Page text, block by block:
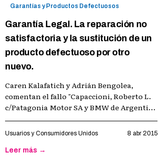
Garantías y Productos Defectuosos
Garantía Legal. La reparación no
satisfactoria y la sustitución de un
producto defectuoso por otro
nuevo.
Caren Kalafatich y Adrián Bengolea,
comentan el fallo "Capaccioni, Roberto L.
c/Patagonia Motor SA y BMW de Argentina
SA Infracción a la Ley del Consumidor" I.-
El caso El 21 de fe…
Usuarios y Consumidores Unidos 8 abr 2015
Leer más →